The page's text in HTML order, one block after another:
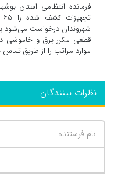
فرمانده انتظامی استان
شهروندان درخواست می‌شود
قطعی مکرر برق و خاموشی
موارد مراتب را از طریق تماس با شماره ۱۱۰ به
نظرات بینندگان